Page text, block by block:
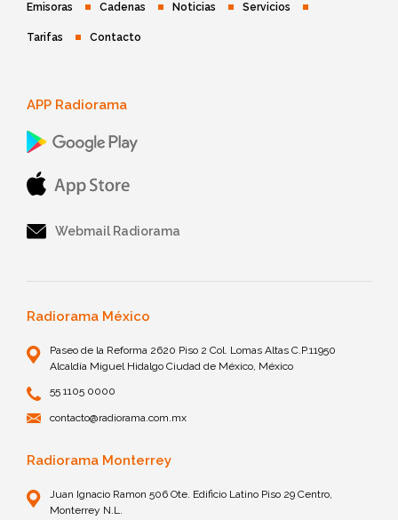
Emisoras Cadenas Noticias Servicios
Tarifas Contacto
APP Radiorama
Webmail Radiorama
Radiorama México
Paseo de la Reforma 2620 Piso 2 Col. Lomas Altas C.P.11950
Alcaldía Miguel Hidalgo Ciudad de México, México
55 1105 0000
contacto@radiorama.com.mx
Radiorama Monterrey
Juan Ignacio Ramon 506 Ote. Edificio Latino Piso 29 Centro,
Monterrey N.L.